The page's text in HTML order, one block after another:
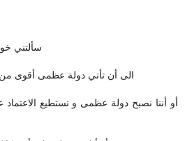
سألتني
الى أن تأتي دولة عظمى أقوى من
أو أننا نصبح دولة عظمى و نستطيع